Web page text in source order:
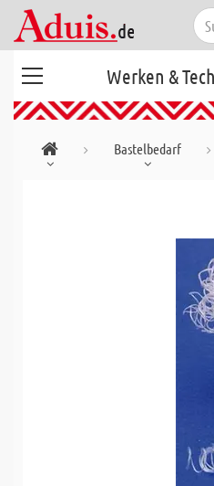
Werken &
Bastelbedarf